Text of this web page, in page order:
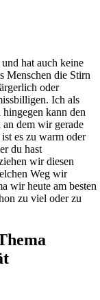
hat auch keine
Menschen die Stirn
oder
Ich als
kann den
dem wir gerade
es zu warm oder
du hast
wir diesen
Weg wir
wir heute am besten
zu viel oder zu